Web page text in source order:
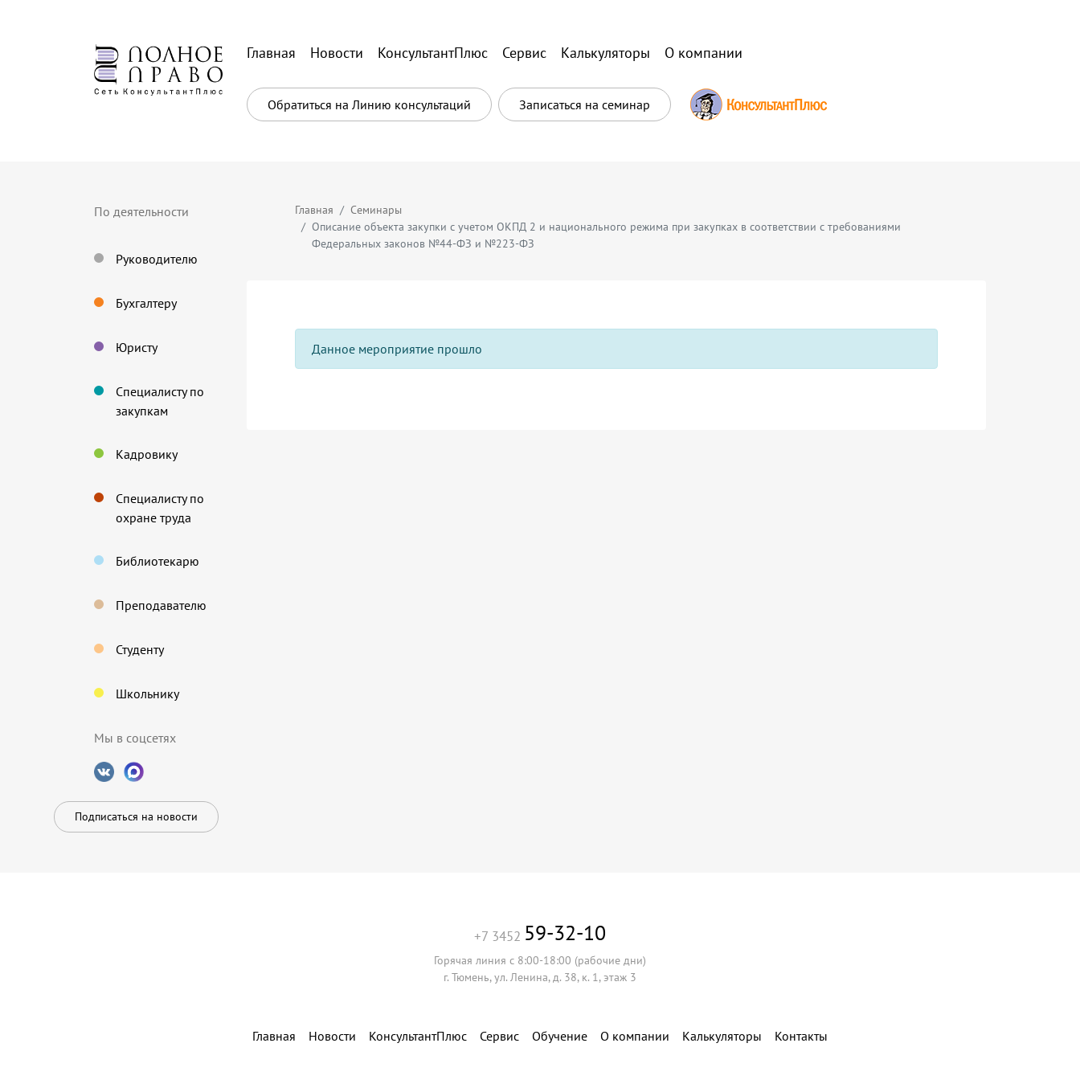
Главная Новости КонсультантПлюс Сервис Калькуляторы О компании
Обратиться на Линию консультаций Записаться на семинар
По деятельности
Руководителю
Бухгалтеру
Юристу
Специалисту по
закупкам
Кадровику
Специалисту по
охране труда
Библиотекарю
Преподавателю
Студенту
Школьнику
Мы в соцсетях
Подписаться на новости
Главная
Семинары
Описание объекта закупки с учетом ОКПД 2 и национального режима при закупках в соответствии с требованиями
Федеральных законов №44-ФЗ и №223-ФЗ
Данное мероприятие прошло
+7 3452 59-32-10
Горячая линия с 8:00-18:00 (рабочие дни)
г. Тюмень, ул. Ленина, д. 38, к. 1, этаж 3
Главная Новости КонсультантПлюс Сервис Обучение О компании Калькуляторы Контакты